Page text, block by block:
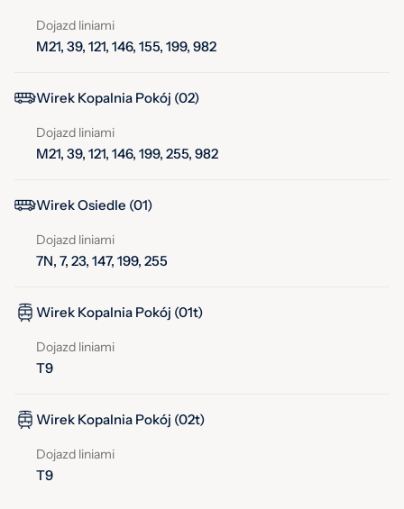
Dojazd liniami
M21, 39, 121, 146, 155, 199, 982
Wirek Kopalnia Pokój (02)
Dojazd liniami
M21, 39, 121, 146, 199, 255, 982
Wirek Osiedle (01)
Dojazd liniami
7N, 7, 23, 147, 199, 255
Wirek Kopalnia Pokój (01t)
Dojazd liniami
T9
Wirek Kopalnia Pokój (02t)
Dojazd liniami
T9